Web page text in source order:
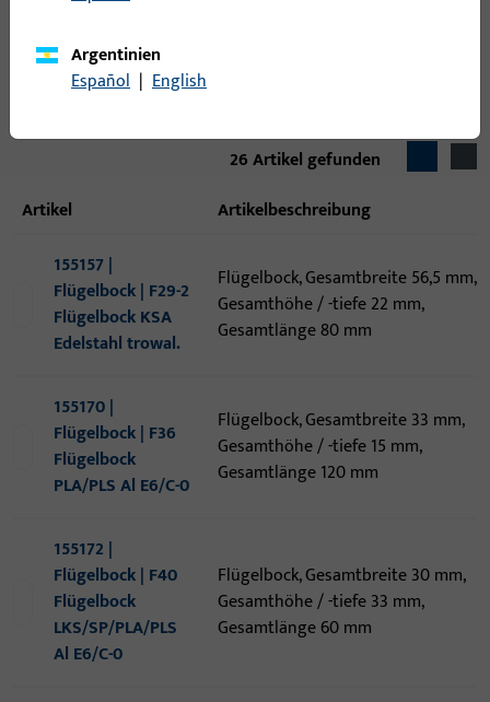
26Artikel gefunden
Artikel
Artikelbeschreibung
155157 |
Flügelbock | F29-2
Flügelbock KSA
Edelstahl trowal.
Flügelbock, Gesamtbreite 56,5 mm,
Gesamthöhe / -tiefe 22 mm,
Gesamtlänge 80 mm
155170 |
Flügelbock | F36
Flügelbock
PLA/PLS Al E6/C-0
Flügelbock, Gesamtbreite 33 mm,
Gesamthöhe / -tiefe 15 mm,
Gesamtlänge 120 mm
155172 |
Flügelbock | F40
Flügelbock
LKS/SP/PLA/PLS
Al E6/C-0
Flügelbock, Gesamtbreite 30 mm,
Gesamthöhe / -tiefe 33 mm,
Gesamtlänge 60 mm
Argentinien
Español | English